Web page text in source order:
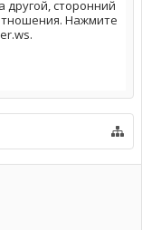
другой, сторонний
Нажмите